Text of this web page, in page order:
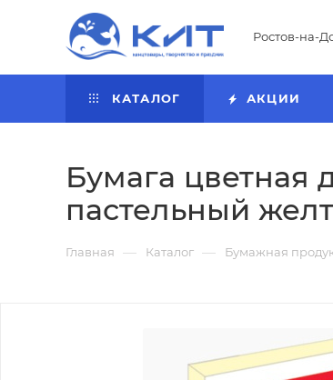
Ростов-на-
КАТАЛОГ АКЦИИ
Бумага цветная
пастельный
Главная — Каталог — Бумажная